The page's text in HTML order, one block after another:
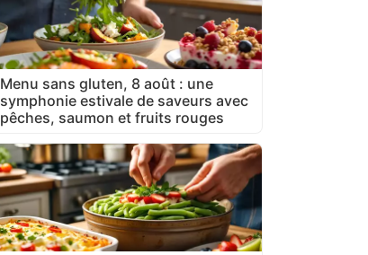
Menu sans gluten, 8 août : une
symphonie estivale de saveurs avec
pêches, saumon et fruits rouges